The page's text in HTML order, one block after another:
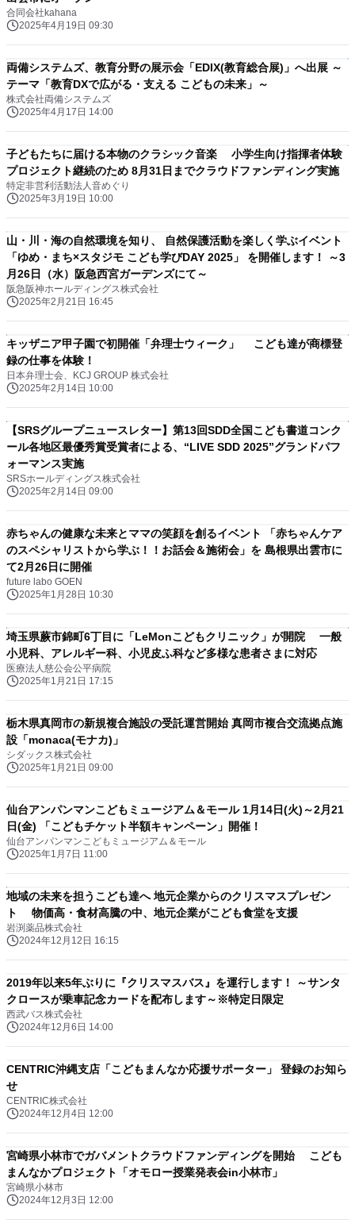
合同会社kahana
2025年4月19日 09:30
両備システムズ、教育分野の展示会「EDIX(教育総合展)」へ出展 ～
テーマ「教育DXで広がる・支える こどもの未来」～
株式会社両備システムズ
2025年4月17日 14:00
子どもたちに届ける本物のクラシック音楽 小学生向け指揮者体験
プロジェクト継続のため 8月31日までクラウドファンディング実施
特定非営利活動法人音めぐり
2025年3月19日 10:00
山・川・海の自然環境を知り、 自然保護活動を楽しく学ぶイベント
「ゆめ・まち×スタジモ こども学びDAY 2025」 を開催します！ ～3
月26日（水）阪急西宮ガーデンズにて～
阪急阪神ホールディングス株式会社
2025年2月21日 16:45
キッザニア甲子園で初開催「弁理士ウィーク」 こども達が商標登
録の仕事を体験！
日本弁理士会、KCJ GROUP 株式会社
2025年2月14日 10:00
【SRSグループニュースレター】第13回SDD全国こども書道コンク
ール各地区最優秀賞受賞者による、“LIVE SDD 2025”グランドパフ
ォーマンス実施
SRSホールディングス株式会社
2025年2月14日 09:00
赤ちゃんの健康な未来とママの笑顔を創るイベント 「赤ちゃんケア
のスペシャリストから学ぶ！！お話会＆施術会」を 島根県出雲市に
て2月26日に開催
future labo GOEN
2025年1月28日 10:30
埼玉県蕨市錦町6丁目に「LeMonこどもクリニック」が開院 一般
小児科、アレルギー科、小児皮ふ科など多様な患者さまに対応
医療法人慈公会公平病院
2025年1月21日 17:15
栃木県真岡市の新規複合施設の受託運営開始 真岡市複合交流拠点施
設「monaca(モナカ)」
シダックス株式会社
2025年1月21日 09:00
仙台アンパンマンこどもミュージアム＆モール 1月14日(火)～2月21
日(金) 「こどもチケット半額キャンペーン」開催！
仙台アンパンマンこどもミュージアム＆モール
2025年1月7日 11:00
地域の未来を担うこども達へ 地元企業からのクリスマスプレゼン
ト 物価高・食材高騰の中、地元企業がこども食堂を支援
岩渕薬品株式会社
2024年12月12日 16:15
2019年以来5年ぶりに『クリスマスバス』を運行します！ ～サンタ
クロースが乗車記念カードを配布します～※特定日限定
西武バス株式会社
2024年12月6日 14:00
CENTRIC沖縄支店「こどもまんなか応援サポーター」 登録のお知ら
せ
CENTRIC株式会社
2024年12月4日 12:00
宮崎県小林市でガバメントクラウドファンディングを開始 こども
まんなかプロジェクト「オモロー授業発表会in小林市」
宮崎県小林市
2024年12月3日 12:00